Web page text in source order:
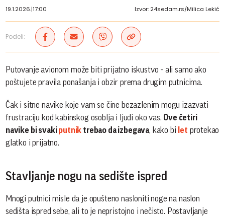
19.1.2026.|17:00 Izvor: 24sedam.rs/Milica Lekić
Podeli:
Putovanje avionom može biti prijatno iskustvo - ali samo ako
poštujete pravila ponašanja i obzir prema drugim putnicima.
Čak i sitne navike koje vam se čine bezazlenim mogu izazvati
frustraciju kod kabinskog osoblja i ljudi oko vas. Ove četiri
navike bi svakiputnik trebao da izbegava, kako bi let protekao
glatko i prijatno.
Stavljanje nogu na sedište ispred
Mnogi putnici misle da je opušteno nasloniti noge na naslon
sedišta ispred sebe, ali to je nepristojno i nečisto. Postavljanje